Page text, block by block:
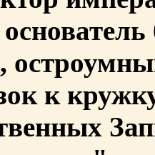
к